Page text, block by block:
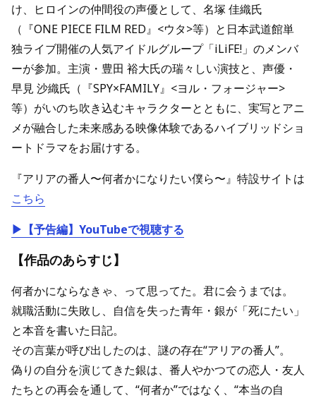
け、ヒロインの仲間役の声優として、名塚 佳織氏
（『ONE PIECE FILM RED』<ウタ>等）と日本武道館単
独ライブ開催の人気アイドルグループ「iLiFE!」のメンバ
ーが参加。主演・豊田 裕大氏の瑞々しい演技と、声優・
早見 沙織氏（『SPY×FAMILY』<ヨル・フォージャー>
等）がいのち吹き込むキャラクターとともに、実写とアニ
メが融合した未来感ある映像体験であるハイブリッドショ
ートドラマをお届けする。
『アリアの番人〜何者かになりたい僕ら〜』特設サイトは
こちら
▶【予告編】YouTubeで視聴する
【作品のあらすじ】
何者かにならなきゃ、って思ってた。君に会うまでは。
就職活動に失敗し、自信を失った青年・銀が「死にたい」
と本音を書いた日記。
その言葉が呼び出したのは、謎の存在“アリアの番人”。
偽りの自分を演じてきた銀は、番人やかつての恋人・友人
たちとの再会を通して、“何者か”ではなく、“本当の自